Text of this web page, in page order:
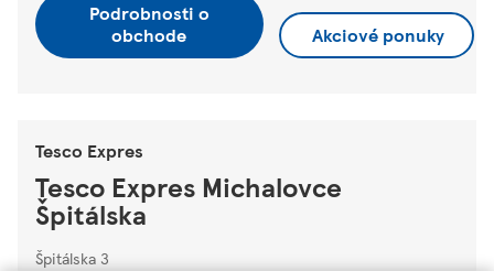
Podrobnosti o
obchode
Akciové ponuky
Tesco Expres
Tesco Expres Michalovce
Špitálska
Špitálska 3